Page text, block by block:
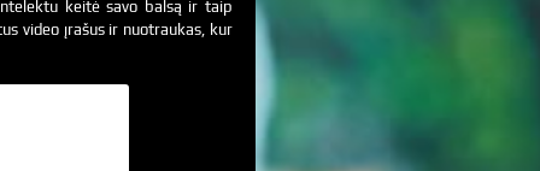
keitė savo balsą ir taip
video įrašus ir nuotraukas, kur